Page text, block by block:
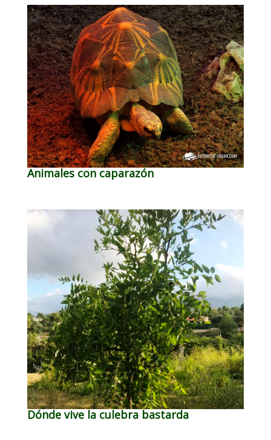
Animales con caparazón
Dónde vive la culebra bastarda